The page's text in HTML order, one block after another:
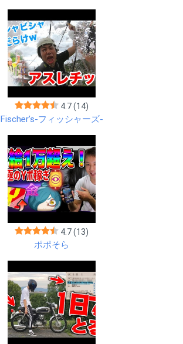
4.7(14)
Fischer’s-フィッシャーズ-
4.7(13)
ポポそら